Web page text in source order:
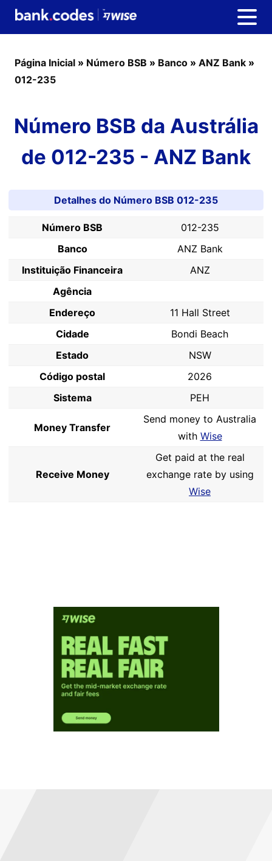
Página Inicial » Número BSB » Banco » ANZ Bank »
012-235
Número BSB da Austrália
de 012-235 - ANZ Bank
Detalhes do Número BSB 012-235
Número BSB
012-235
Banco
ANZ Bank
Instituição Financeira
ANZ
Agência
Endereço
11 Hall Street
Cidade
Bondi Beach
Estado
NSW
Código postal
2026
Sistema
PEH
Money Transfer
Send money to Australia
with Wise
Receive Money
Get paid at the real
exchange rate by using
Wise